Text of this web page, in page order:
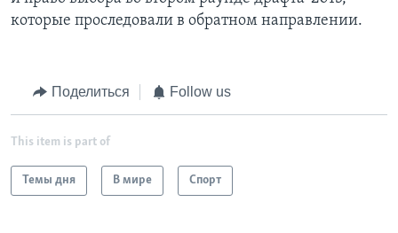
которые проследовали в обратном направлении.
Поделиться Follow us
This item is part of
Темы дня В мире Спорт